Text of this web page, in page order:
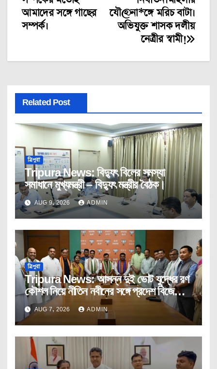
যৌ@না*ঙ্গে মরিচ বাটা।
অভিযুক্ত শাসক দলীয়
নেত্রীর স্বামী!
আমাদের সঙ্গে গাছের
সম্পর্ক।
Related Post
ত্রিপুরা
Tripura News: বিদ্যুৎ বিলের সমস্যা
সমাধানে মুখ্যমন্ত্রী – বিদ্যুৎ মন্ত্রীর বৈঠক।
AUG 9, 2026 ADMIN
ত্রিপুরা
Tripura News: আসন্ন দুই ভোট যুদ্ধের রণ
কৌশল নিয়ে নীতিন নবীনের সঙ্গে প্রদেশ বিজেপির
কোর কমিটির বৈঠক।
AUG 7, 2026 ADMIN